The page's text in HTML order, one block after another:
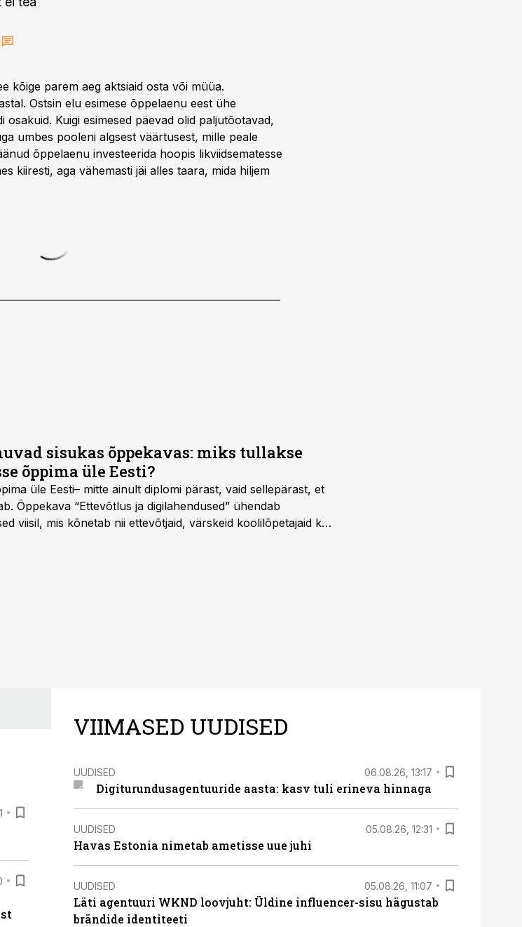
kõige parem aeg aktsiaid osta või müüa.
Ostsin elu esimese õppelaenu eest ühe
osakuid. Kuigi esimesed päevad olid paljutõotavad,
umbes pooleni algsest väärtusest, mille peale
õppelaenu investeerida hoopis likviidsematesse
kiiresti, aga vähemasti jäi alles taara, mida hiljem
sisukas õppekavas: miks tullakse
õppima üle Eesti?
üle Eesti– mitte ainult diplomi pärast, vaid sellepärast, et
Õppekava “Ettevõtlus ja digilahendused” ühendab
viisil, mis kõnetab nii ettevõtjaid, värskeid koolilõpetajaid kui
VIIMASED UUDISED
UUDISED 06.08.26, 13:17
Digiturundusagentuuride aasta: kasv tuli erineva hinnaga
UUDISED 05.08.26, 12:31
Havas Estonia nimetab ametisse uue juhi
UUDISED 05.08.26, 11:07
Läti agentuuri WKND loovjuht: Üldine influencer-sisu hägustab
brändide identiteeti